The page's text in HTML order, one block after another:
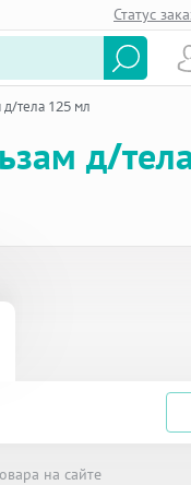
Статус
тела 125 мл
д/
на сайте